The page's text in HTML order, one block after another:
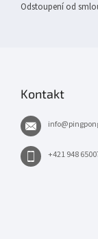
Odstoupení od
Kontakt
info@
+421 948